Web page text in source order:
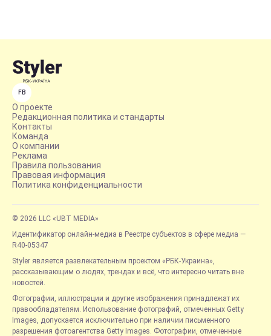
FB
О проекте
Редакционная политика и стандарты
Контакты
Команда
О компании
Реклама
Правила пользования
Правовая информация
Политика конфиденциальности
© 2026 LLC «UBT MEDIA»
Идентификатор онлайн-медиа в Реестре субъектов в сфере медиа —
R40-05347
Styler является развлекательным проектом «РБК-Украина»,
рассказывающим о людях, трендах и всё, что интересно читать вне
новостей.
Фотографии, иллюстрации и другие изображения принадлежат их
правообладателям. Использование фотографий, отмеченных Getty
Images, допускается исключительно при наличии письменного
разрешения фотоагентства Getty Images. Фотографии, отмеченные